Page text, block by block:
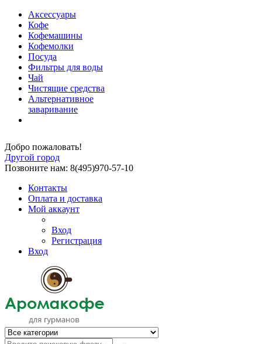
Аксессуары
Кофе
Кофемашины
Кофемолки
Посуда
Фильтры для воды
Чай
Чистящие средства
Альтернативное
заваривание
Добро пожаловать!
Другой город
Позвоните нам: 8(495)970-57-10
Контакты
Оплата и доставка
Мой аккаунт
Вход
Регистрация
Вход